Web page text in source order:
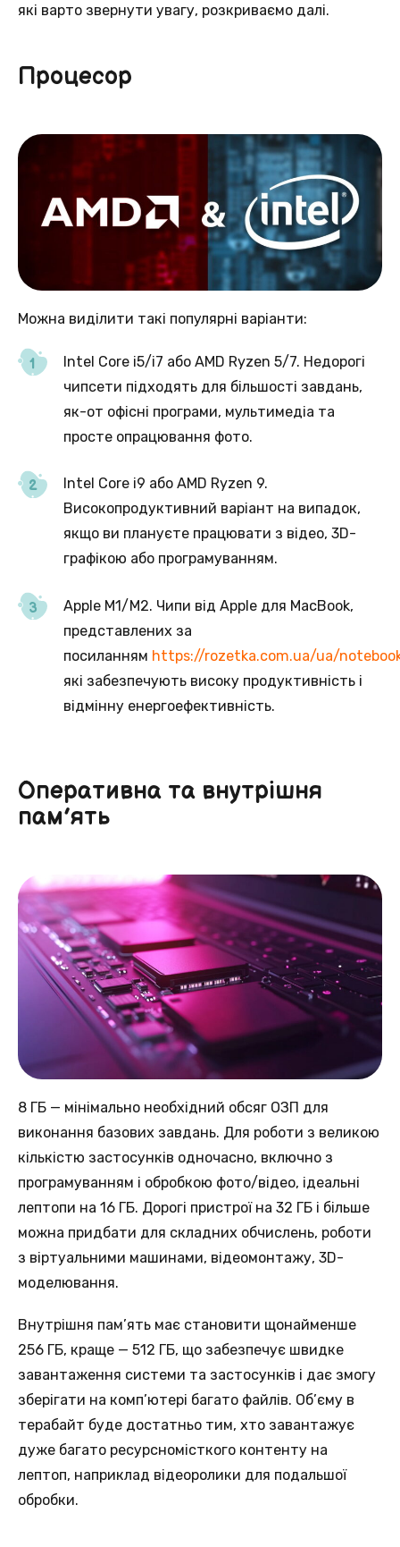
які варто звернути увагу, розкриваємо далі.
Процесор
Можна виділити такі популярні варіанти:
Intel Core i5/i7 або AMD Ryzen 5/7. Недорогі
чипсети підходять для більшості завдань,
як-от офісні програми, мультимедіа та
просте опрацювання фото.
Intel Core i9 або AMD Ryzen 9.
Високопродуктивний варіант на випадок,
якщо ви плануєте працювати з відео, 3D-
графікою або програмуванням.
Apple M1/M2. Чипи від Apple для MacBook,
представлених за
посиланням https://rozetka.com.ua/ua/
які забезпечують високу продуктивність і
відмінну енергоефективність.
Оперативна та внутрішня
пам’ять
8 ГБ — мінімально необхідний обсяг ОЗП для
виконання базових завдань. Для роботи з великою
кількістю застосунків одночасно, включно з
програмуванням і обробкою фото/відео, ідеальні
лептопи на 16 ГБ. Дорогі пристрої на 32 ГБ і більше
можна придбати для складних обчислень, роботи
з віртуальними машинами, відеомонтажу, 3D-
моделювання.
Внутрішня пам’ять має становити щонайменше
256 ГБ, краще — 512 ГБ, що забезпечує швидке
завантаження системи та застосунків і дає змогу
зберігати на комп’ютері багато файлів. Об’єму в
терабайт буде достатньо тим, хто завантажує
дуже багато ресурсномісткого контенту на
лептоп, наприклад відеоролики для подальшої
обробки.